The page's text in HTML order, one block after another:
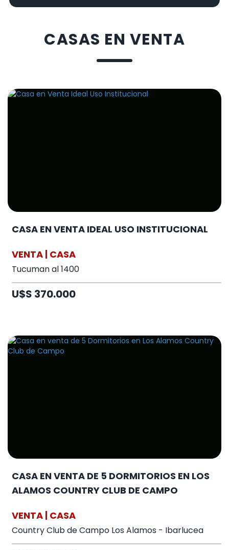
CASAS EN VENTA
CASA EN VENTA IDEAL USO INSTITUCIONAL
VENTA | CASA
Tucuman al 1400
U$S 370.000
CASA EN VENTA DE 5 DORMITORIOS EN LOS
ALAMOS COUNTRY CLUB DE CAMPO
VENTA | CASA
Country Club de Campo Los Alamos - Ibarlucea